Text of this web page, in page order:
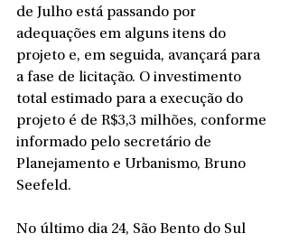
de Julho está passando por
adequações em alguns itens do
projeto e, em seguida, avançará para
a fase de licitação. O investimento
total estimado para a execução do
projeto é de R$3,3 milhões, conforme
informado pelo secretário de
Planejamento e Urbanismo, Bruno
Seefeld.
No último dia 24, São Bento do Sul